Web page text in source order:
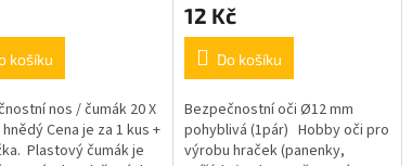
košíku
nos / čumák 20 X
hnědý Cena je za 1 kus +
Plastový čumák je
12 Kč
Do košíku
Bezpečnostní oči Ø12 mm
pohyblivá (1pár) Hobby oči pro
výrobu hraček (panenky,